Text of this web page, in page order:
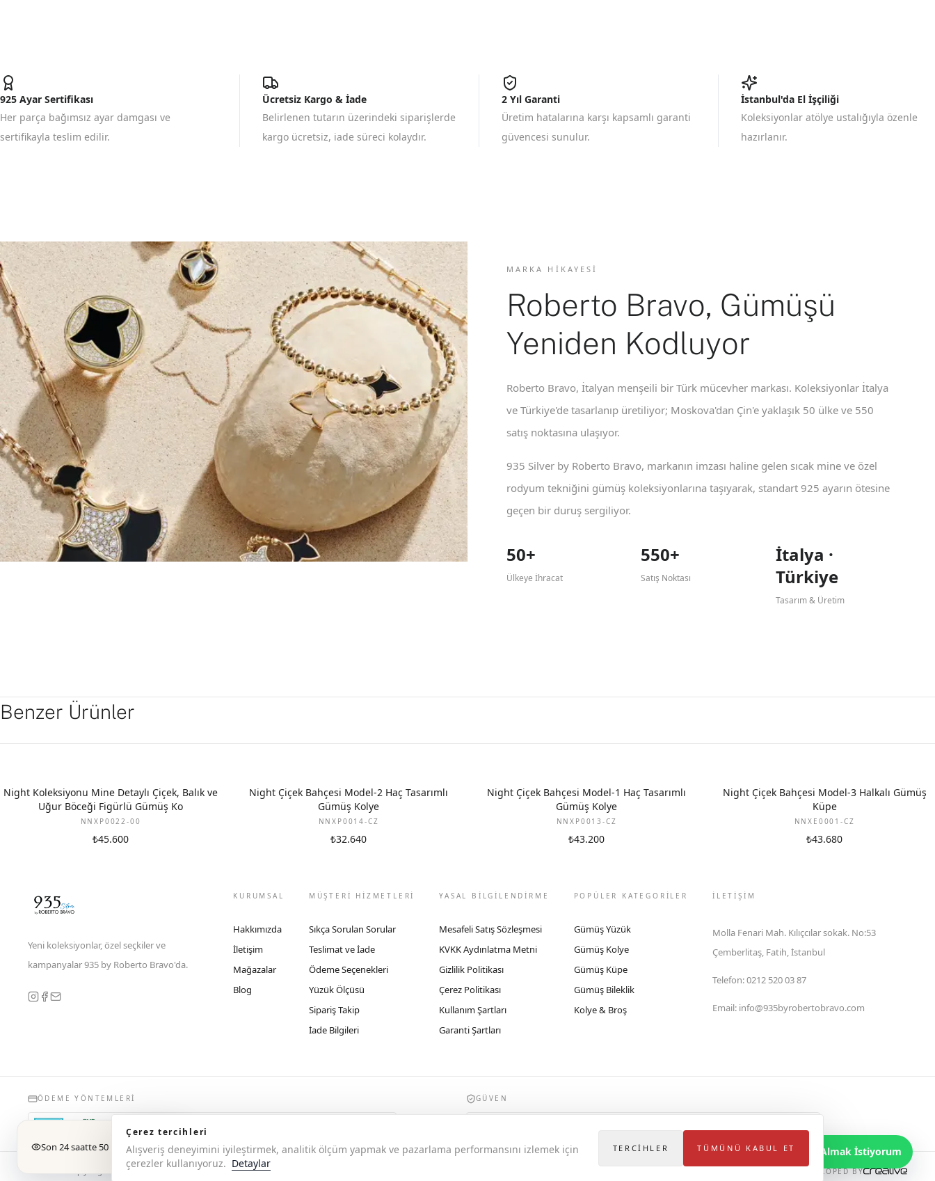
Son 24 saatte 50 kişi baktı
925 Ayar Sertifikası
Her parça bağımsız ayar damgası ve
sertifikayla teslim edilir.
Ücretsiz Kargo & İade
Belirlenen tutarın üzerindeki siparişlerde
kargo ücretsiz, iade süreci kolaydır.
2 Yıl Garanti
Üretim hatalarına karşı kapsamlı garanti
güvencesi sunulur.
İstanbul'da El İşçiliği
Koleksiyonlar atölye ustalığıyla özenle
hazırlanır.
MARKA HIKAYESI
Roberto Bravo, Gümüşü
Yeniden Kodluyor
Roberto Bravo, İtalyan menşeili bir Türk mücevher markası. Koleksiyonlar İtalya
ve Türkiye'de tasarlanıp üretiliyor; Moskova'dan Çin'e yaklaşık 50 ülke ve 550
satış noktasına ulaşıyor.
935 Silver by Roberto Bravo, markanın imzası haline gelen sıcak mine ve özel
rodyum tekniğini gümüş koleksiyonlarına taşıyarak, standart 925 ayarın ötesine
geçen bir duruş sergiliyor.
50+
Ülkeye İhracat
550+
Satış Noktası
İtalya ·
Türkiye
Tasarım & Üretim
Benzer Ürünler
Night Koleksiyonu Mine Detaylı Çiçek, Balık ve
Uğur Böceği Figürlü Gümüş Ko
NNXP0022-00
₺45.600
Night Çiçek Bahçesi Model-2 Haç Tasarımlı
Gümüş Kolye
NNXP0014-CZ
₺32.640
Night Çiçek Bahçesi Model-1 Haç Tasarımlı
Gümüş Kolye
NNXP0013-CZ
₺43.200
Night Çiçek Bahçesi Model-3 Halkalı Gümüş
Küpe
NNXE0001-CZ
₺43.680
Yeni koleksiyonlar, özel seçkiler ve
kampanyalar 935 by Roberto Bravo'da.
KURUMSAL
Hakkımızda
İletişim
Mağazalar
Blog
MÜŞTERİ HİZMETLERİ
Sıkça Sorulan Sorular
Teslimat ve İade
Ödeme Seçenekleri
Yüzük Ölçüsü
Sipariş Takip
İade Bilgileri
YASAL BİLGİLENDİRME
Mesafeli Satış Sözleşmesi
KVKK Aydınlatma Metni
Gizlilik Politikası
Çerez Politikası
Kullanım Şartları
Garanti Şartları
POPÜLER KATEGORİLER
Gümüş Yüzük
Gümüş Kolye
Gümüş Küpe
Gümüş Bileklik
Kolye & Broş
İLETIŞIM
Molla Fenari Mah. Kılıçcılar sokak. No:53
Çemberlitaş, Fatih, İstanbul
Telefon:0212 520 03 87
Email: info@935byrobertobravo.com
ÖDEME YÖNTEMLERI GÜVEN
© 2026 Copyright 935 by Roberto Bravo DEVELOPED BY
Bilgi Almak İstiyorum
Çerez tercihleri
Alışveriş deneyimini iyileştirmek, analitik ölçüm yapmak ve pazarlama performansını izlemek için
çerezler kullanıyoruz. Detaylar
TERCIHLER TÜMÜNÜ KABUL ET